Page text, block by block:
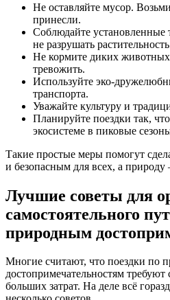
Не оставляйте мусор.
принесли.
Соблюдайте
не разрушать
Не кормите диких
тревожить.
Используйте эко-
транспорта.
Уважайте культуру и
Планируйте поездки так,
экосистеме в пиковые
Такие простые меры помогут
и безопасным для всех, а природу
Лучшие советы для
самостоятельного
природным
Многие считают, что поездки по
достопримечательностям
больших затрат. На деле всё